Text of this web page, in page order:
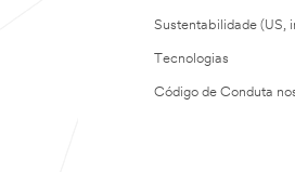
Sustentabilidade (US,
Tecnologias
Código de Conduta